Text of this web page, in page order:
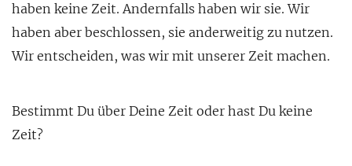
haben keine Zeit. Andernfalls haben wir sie. Wir
haben aber beschlossen, sie anderweitig zu nutzen.
Wir entscheiden, was wir mit unserer Zeit machen.
Bestimmt Du über Deine Zeit oder hast Du keine
Zeit?